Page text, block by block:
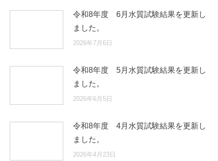
令和8年度 6月水質試験結果を更新し
ました。
2026年7月6日
令和8年度 5月水質試験結果を更新し
ました。
2026年6月5日
令和8年度 4月水質試験結果を更新し
ました。
2026年4月23日